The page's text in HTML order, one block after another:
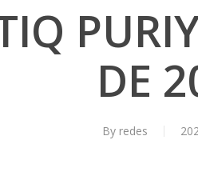
DE
By redes